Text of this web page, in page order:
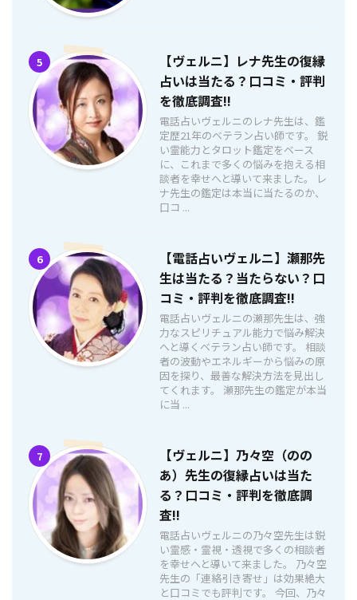
5
【ヴェルニ】レナ先生の復縁
占いは当たる？口コミ・評判
を徹底調査!!
電話占いヴェルニのレナ先生は、鑑
定歴21年のベテラン占い師です。 鋭
い霊能力とタロット鑑定をベース
に、これまで多くの悩みを抱える相
談者を幸せへと導いて来ました。 レ
ナ先生の鑑定は本当に当たるのか、
口コ ...
6
【電話占いヴェルニ】瀬那先
生は当たる？当たらない？口
コミ・評判を徹底調査!!
電話占いヴェルニの瀬那先生は、強
力なスピリチュアル能力で悩み解決
へと導くベテラン占い師です。 相談
者の波動やエネルギーから悩みの原
因を探り、最善な解決方法を見出し
てくれます。 瀬那先生の鑑定が本当
に当 ...
7
【ヴェルニ】乃々空（のの
あ）先生の復縁占いは当た
る？口コミ・評判を徹底調
査!!
電話占いヴェルニの乃々空先生は鋭
い霊感・霊視・透視で多くの相談者
を幸せへと導いて来ました。 乃々空
先生の「連絡引き寄せ」は効果絶大
と口コミでも評判です。 今回、乃々